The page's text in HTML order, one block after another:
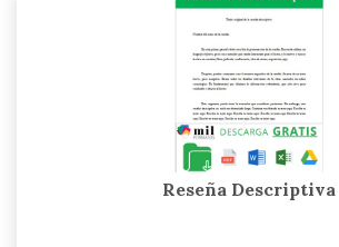
Reseña Descriptiva